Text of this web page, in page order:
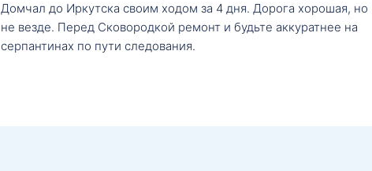
Домчал до Иркутска своим ходом за 4 дня. Дорога хорошая, но
не везде. Перед Сковородкой ремонт и будьте аккуратнее на
серпантинах по пути следования.